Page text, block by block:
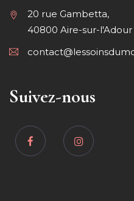
20 rue Gambetta,
40800 Aire-sur-l'Adour
Suivez-nous